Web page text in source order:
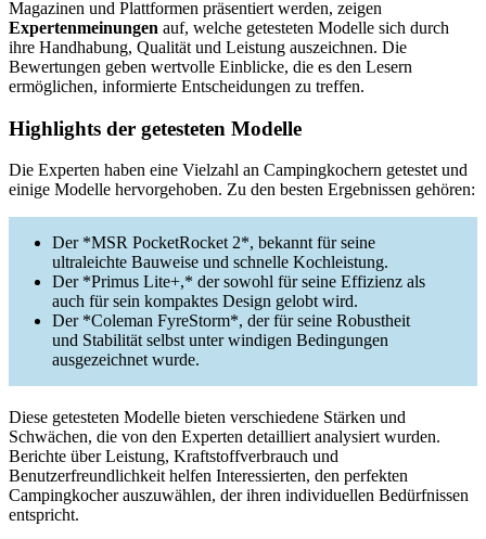
Magazinen und Plattformen präsentiert werden, zeigen
Expertenmeinungen auf, welche getesteten Modelle sich durch
ihre Handhabung, Qualität und Leistung auszeichnen. Die
Bewertungen geben wertvolle Einblicke, die es den Lesern
ermöglichen, informierte Entscheidungen zu treffen.
Highlights der getesteten Modelle
Die Experten haben eine Vielzahl an Campingkochern getestet und
einige Modelle hervorgehoben. Zu den besten Ergebnissen gehören:
Der *MSR PocketRocket 2*, bekannt für seine
ultraleichte Bauweise und schnelle Kochleistung.
Der *Primus Lite+,* der sowohl für seine Effizienz als
auch für sein kompaktes Design gelobt wird.
Der *Coleman FyreStorm*, der für seine Robustheit
und Stabilität selbst unter windigen Bedingungen
ausgezeichnet wurde.
Diese getesteten Modelle bieten verschiedene Stärken und
Schwächen, die von den Experten detailliert analysiert wurden.
Berichte über Leistung, Kraftstoffverbrauch und
Benutzerfreundlichkeit helfen Interessierten, den perfekten
Campingkocher auszuwählen, der ihren individuellen Bedürfnissen
entspricht.